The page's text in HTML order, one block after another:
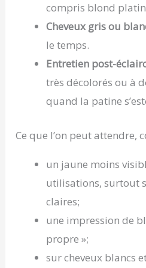
compris blond
Cheveux gris ou
le temps.
Entretien post-
très décolorés ou à
quand la patine
Ce que l’on peut attendre,
un jaune moins
utilisations, surtout
claires;
une impression de
propre »;
sur cheveux blancs